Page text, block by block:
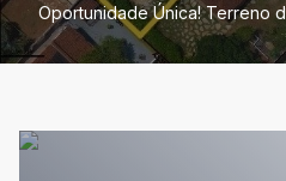
Oportunidade Única! Terreno